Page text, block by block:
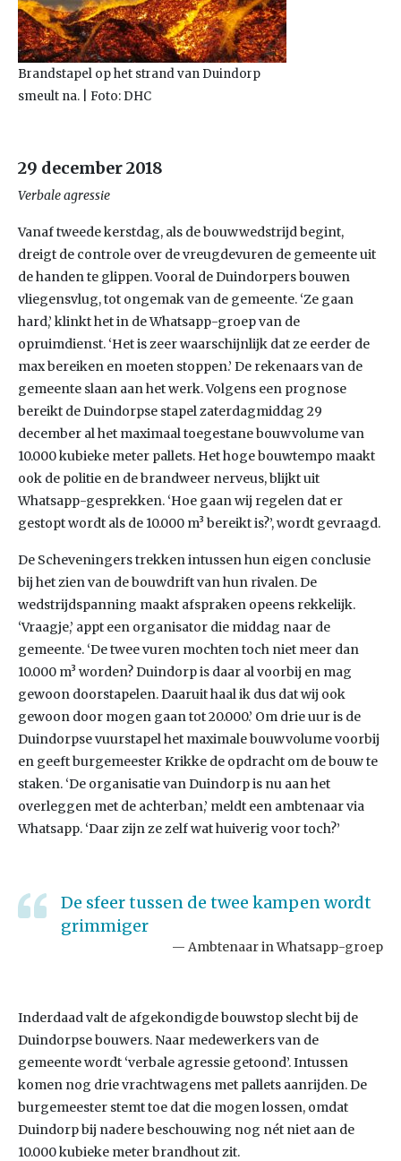
Brandstapel op het strand van Duindorp
smeult na. | Foto: DHC
29 december 2018
Verbale agressie
Vanaf tweede kerstdag, als de bouwwedstrijd begint,
dreigt de controle over de vreugdevuren de gemeente uit
de handen te glippen. Vooral de Duindorpers bouwen
vliegensvlug, tot ongemak van de gemeente. ‘Ze gaan
hard,’ klinkt het in de Whatsapp-groep van de
opruimdienst. ‘Het is zeer waarschijnlijk dat ze eerder de
max bereiken en moeten stoppen.’ De rekenaars van de
gemeente slaan aan het werk. Volgens een prognose
bereikt de Duindorpse stapel zaterdagmiddag 29
december al het maximaal toegestane bouwvolume van
10.000 kubieke meter pallets. Het hoge bouwtempo maakt
ook de politie en de brandweer nerveus, blijkt uit
Whatsapp-gesprekken. ‘Hoe gaan wij regelen dat er
gestopt wordt als de 10.000 m³ bereikt is?’, wordt gevraagd.
De Scheveningers trekken intussen hun eigen conclusie
bij het zien van de bouwdrift van hun rivalen. De
wedstrijdspanning maakt afspraken opeens rekkelijk.
‘Vraagje,’ appt een organisator die middag naar de
gemeente. ‘De twee vuren mochten toch niet meer dan
10.000 m³ worden? Duindorp is daar al voorbij en mag
gewoon doorstapelen. Daaruit haal ik dus dat wij ook
gewoon door mogen gaan tot 20.000.’ Om drie uur is de
Duindorpse vuurstapel het maximale bouwvolume voorbij
en geeft burgemeester Krikke de opdracht om de bouw te
staken. ‘De organisatie van Duindorp is nu aan het
overleggen met de achterban,’ meldt een ambtenaar via
Whatsapp. ‘Daar zijn ze zelf wat huiverig voor toch?’
De sfeer tussen de twee kampen wordt
grimmiger
Ambtenaar in Whatsapp-groep
Inderdaad valt de afgekondigde bouwstop slecht bij de
Duindorpse bouwers. Naar medewerkers van de
gemeente wordt ‘verbale agressie getoond’. Intussen
komen nog drie vrachtwagens met pallets aanrijden. De
burgemeester stemt toe dat die mogen lossen, omdat
Duindorp bij nadere beschouwing nog nét niet aan de
10.000 kubieke meter brandhout zit.